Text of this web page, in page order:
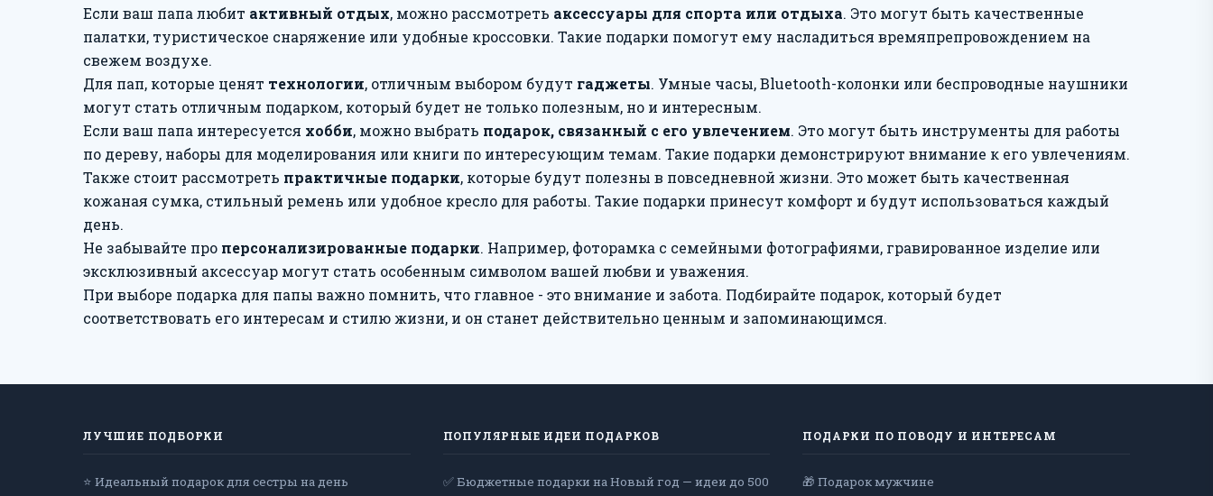
Если ваш папа любит активный отдых, можно рассмотреть аксессуары для спорта или отдыха. Это могут быть качественные
палатки, туристическое снаряжение или удобные кроссовки. Такие подарки помогут ему насладиться времяпрепровождением на
свежем воздухе.
Для пап, которые ценят технологии, отличным выбором будут гаджеты. Умные часы, Bluetooth-колонки или беспроводные наушники
могут стать отличным подарком, который будет не только полезным, но и интересным.
Если ваш папа интересуется хобби, можно выбрать подарок, связанный с его увлечением. Это могут быть инструменты для работы
по дереву, наборы для моделирования или книги по интересующим темам. Такие подарки демонстрируют внимание к его увлечениям.
Также стоит рассмотреть практичные подарки, которые будут полезны в повседневной жизни. Это может быть качественная
кожаная сумка, стильный ремень или удобное кресло для работы. Такие подарки принесут комфорт и будут использоваться каждый
день.
Не забывайте про персонализированные подарки. Например, фоторамка с семейными фотографиями, гравированное изделие или
эксклюзивный аксессуар могут стать особенным символом вашей любви и уважения.
При выборе подарка для папы важно помнить, что главное - это внимание и забота. Подбирайте подарок, который будет
соответствовать его интересам и стилю жизни, и он станет действительно ценным и запоминающимся.
ЛУЧШИЕ ПОДБОРКИ
⭐ Идеальный подарок для сестры на день
ПОПУЛЯРНЫЕ ИДЕИ ПОДАРКОВ
✅ Бюджетные подарки на Новый год — идеи до 500
ПОДАРКИ ПО ПОВОДУ И ИНТЕРЕСАМ
🎁 Подарок мужчине